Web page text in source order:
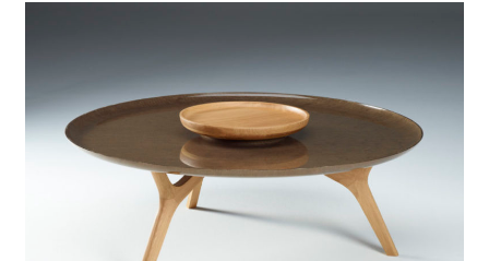
Particuliers
Professionnels
Collectivités
Prototypage